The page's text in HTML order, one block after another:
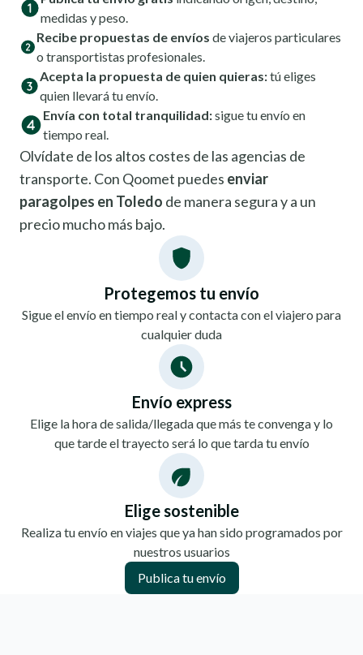
medidas y peso.
Recibe propuestas de envíos de viajeros particulares
o transportistas profesionales.
Acepta la propuesta de quien quieras:tú eliges
quien llevará tu envío.
Envía con total tranquilidad:sigue tu envío en
tiempo real.
Olvídate de los altos costes de las agencias de
transporte. Con Qoomet puedes enviar
paragolpes en Toledo de manera segura y a un
precio mucho más bajo.
Protegemos tu envío
Sigue el envío en tiempo real y contacta con el viajero para
cualquier duda
Envío express
Elige la hora de salida/llegada que más te convenga y lo
que tarde el trayecto será lo que tarda tu envío
Elige sostenible
Realiza tu envío en viajes que ya han sido programados por
nuestros usuarios
Publica tu envío